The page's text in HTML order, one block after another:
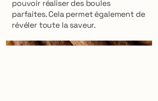
pouvoir réaliser des boules
parfaites. Cela permet également de
révéler toute la saveur.